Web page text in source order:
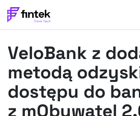
BANKOWOŚĆ
EVENTY
FELIETONY
WYWIADY
LEGAL
VeloBank z
metodą
dostępu do
z mObywatel